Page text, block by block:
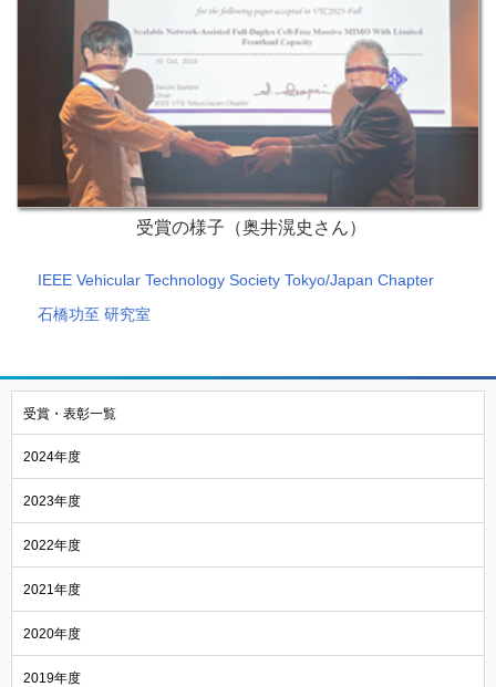
受賞の様子（奥井滉史さん）
IEEE Vehicular Technology Society Tokyo/Japan Chapter
石橋功至 研究室
受賞・表彰一覧
2024年度
2023年度
2022年度
2021年度
2020年度
2019年度